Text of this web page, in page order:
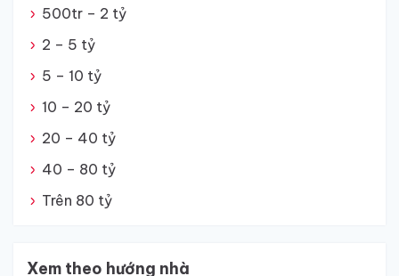
500tr – 2 tỷ
2 – 5 tỷ
5 – 10 tỷ
10 – 20 tỷ
20 – 40 tỷ
40 – 80 tỷ
Trên 80 tỷ
Xem theo hướng nhà